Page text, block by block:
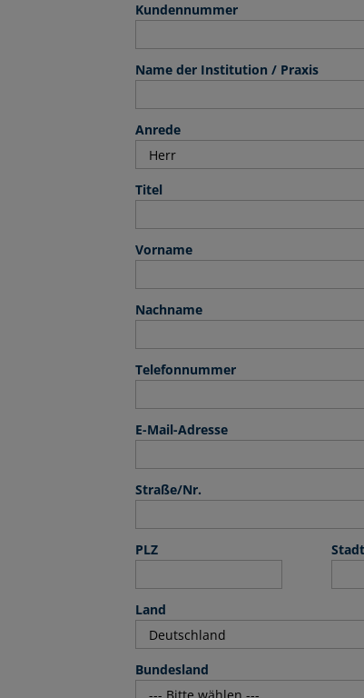
Kundennummer
Name der Institution / Praxis
Anrede
Titel
Vorname
Nachname
Telefonnummer
E-Mail-Adresse
Straße/Nr.
PLZ Stadt
Land
Bundesland